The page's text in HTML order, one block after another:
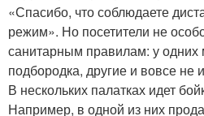
«Спасибо, что соблюдаете
режим». Но посетители не
санитарным правилам: у
подбородка, другие и вовсе
В нескольких палатках идет
Например, в одной из них